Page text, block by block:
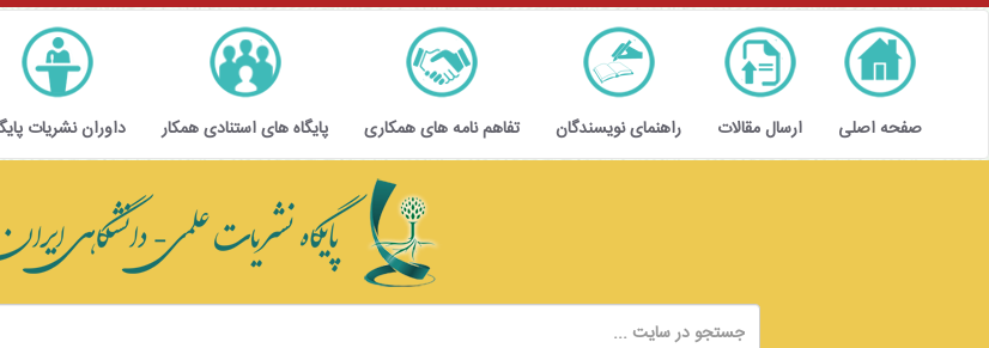
صفحه اصلی ارسال مقالات راهنمای نویسندگان تفاهم نامه های همکاری پایگاه های استنادی همکار داوران نشریات